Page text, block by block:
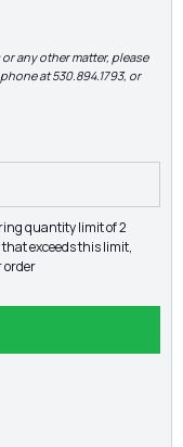
any other matter, please
at 530.894.1793, or
quantity limit of 2
exceeds this limit,
order